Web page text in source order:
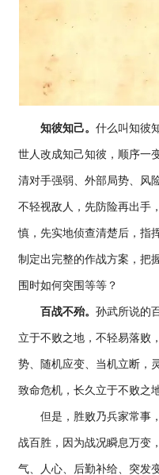
知彼知己。 什么叫知彼
世人改成知己知彼，顺序一
清对手强弱、外部局势、风
不轻视敌人，先防险再出手
慎，先实地侦查清楚后，指
制定出完整的作战方案，把
围时如何突围等等？
百战不殆。 孙武所说的
立于不败之地，不轻易落败
势、随机应变、当机立断，
致命危机，长久立于不败之
但是，胜败乃兵家常事，
战百胜，因为战况瞬息万变
气、人心、后勤补给、突发